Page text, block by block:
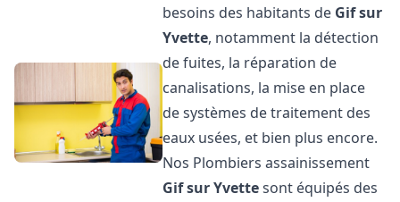
besoins des habitants de Gif sur
Yvette, notamment la détection
de fuites, la réparation de
canalisations, la mise en place
de systèmes de traitement des
eaux usées, et bien plus encore.
Nos Plombiers assainissement
Gif sur Yvettesont équipés des